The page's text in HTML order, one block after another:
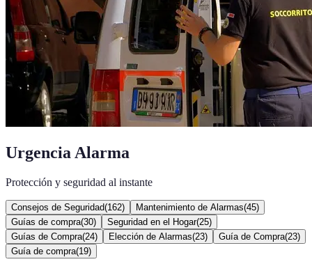
Urgencia Alarma
Protección y seguridad al instante
Consejos de Seguridad(162) Mantenimiento de Alarmas(45)
Guías de compra(30) Seguridad en el Hogar(25)
Guías de Compra(24) Elección de Alarmas(23) Guía de Compra(23)
Guía de compra(19)